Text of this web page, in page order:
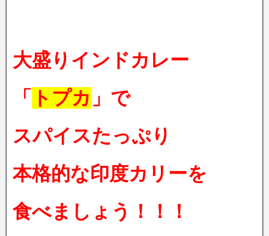
大盛りインドカレー
「
トプカ 」で
スパイスたっぷり
本格的な印度カリーを
食べましょう！！！